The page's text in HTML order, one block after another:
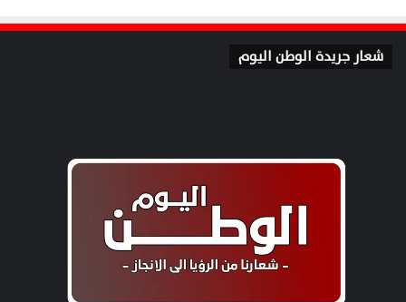
شعار جريدة الوطن اليوم